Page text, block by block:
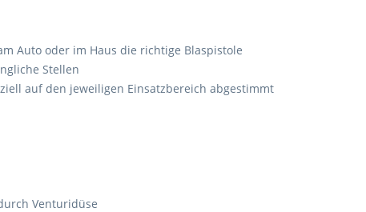
Auto oder im Haus die richtige Blaspistole
Stellen
auf den jeweiligen Einsatzbereich abgestimmt
Venturidüse